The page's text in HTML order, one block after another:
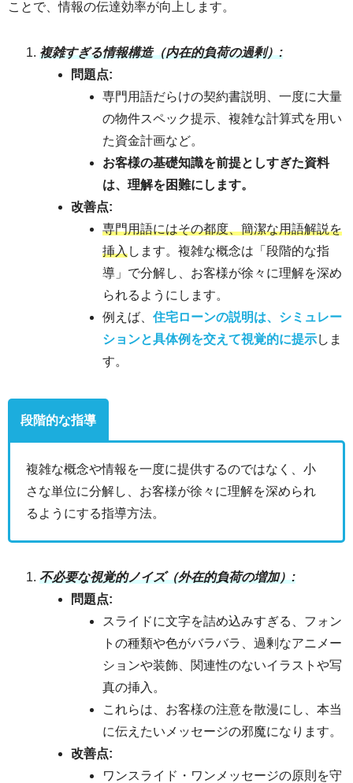
ことで、情報の伝達効率が向上します。
複雑すぎる情報構造（内在的負荷の過剰）:
問題点:
専門用語だらけの契約書説明、一度に大量
の物件スペック提示、複雑な計算式を用い
た資金計画など。
お客様の基礎知識を前提としすぎた資料
は、理解を困難にします。
改善点:
専門用語にはその都度、簡潔な用語解説を
挿入します。複雑な概念は「段階的な指
導」で分解し、お客様が徐々に理解を深め
られるようにします。
例えば、 住宅ローンの説明は、シミュレー
ションと具体例を交えて視覚的に提示しま
す。
段階的な指導
複雑な概念や情報を一度に提供するのではなく、小
さな単位に分解し、お客様が徐々に理解を深められ
るようにする指導方法。
不必要な視覚的ノイズ（外在的負荷の増加）:
問題点:
スライドに文字を詰め込みすぎる、フォン
トの種類や色がバラバラ、過剰なアニメー
ションや装飾、関連性のないイラストや写
真の挿入。
これらは、お客様の注意を散漫にし、本当
に伝えたいメッセージの邪魔になります。
改善点:
ワンスライド・ワンメッセージの原則を守